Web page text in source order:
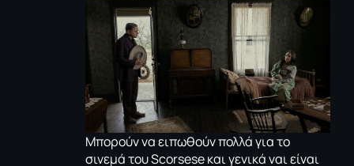
Μπορούν να ειπωθούν πολλά για το
σινεμά του Scorsese και γενικά ναι είναι